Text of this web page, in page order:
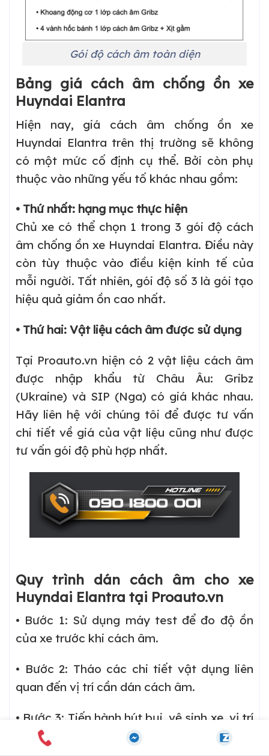
Gói độ cách âm toàn diện
Bảng giá cách âm chống ồn xe
Huyndai Elantra
Hiện nay, giá cách âm chống ồn xe
Huyndai Elantra trên thị trường sẽ không
có một mức cố định cụ thể. Bởi còn phụ
thuộc vào những yếu tố khác nhau gồm:
• Thứ nhất: hạng mục thực hiện
Chủ xe có thể chọn 1 trong 3 gói độ cách
âm chống ồn xe Huyndai Elantra. Điều này
còn tùy thuộc vào điều kiện kinh tế của
mỗi người. Tất nhiên, gói độ số 3 là gói tạo
hiệu quả giảm ồn cao nhất.
• Thứ hai: Vật liệu cách âm được sử dụng
Tại Proauto.vn hiện có 2 vật liệu cách âm
được nhập khẩu từ Châu Âu: Gribz
(Ukraine) và SIP (Nga) có giá khác nhau.
Hãy liên hệ với chúng tôi để được tư vấn
chi tiết về giá của vật liệu cũng như được
tư vấn gói độ phù hợp nhất.
Quy trình dán cách âm cho xe
Huyndai Elantra tại Proauto.vn
• Bước 1: Sử dụng máy test để đo độ ồn
của xe trước khi cách âm.
• Bước 2: Tháo các chi tiết vật dụng liên
quan đến vị trí cần dán cách âm.
• Bước 3: Tiến hành hút bụi, vệ sinh xe, vị trí
dán trước khi thi công.